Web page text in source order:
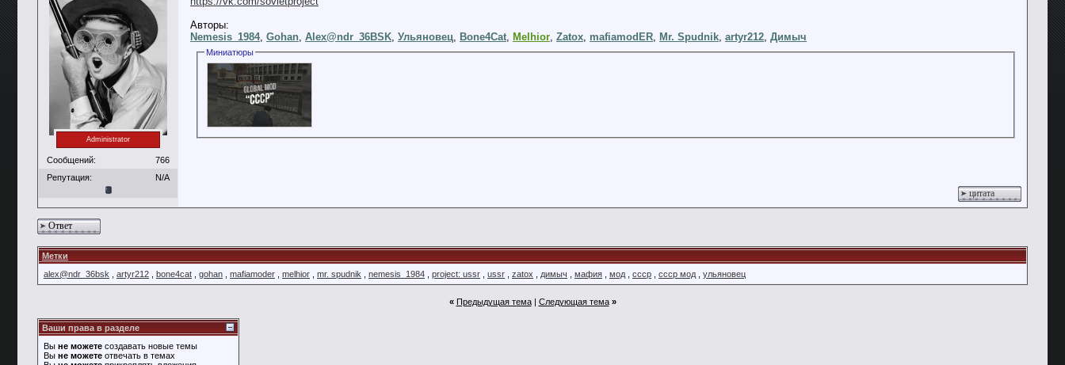
Administrator
Сообщений:
766
Репутация:
N/A
Авторы:
Nemesis_1984, Gohan, Alex@ndr_36BSK, Ульяновец, Bone4Cat, Melhior, Zatox, mafiamodER, Mr. Spudnik, artyr212, Димыч
Миниатюры
цитата
Ответ
Метки
alex@ndr_36bsk
artyr212 bone4cat gohan mafiamoder melhior mr. spudnik nemesis_1984 project: ussr ussr zatox димыч мафия мод ссср ссср мод ульяновец
« Предыдущая тема| Следующая тема »
Ваши права в разделе
Вы не можете создавать новые темы
Вы не можете отвечать в темах